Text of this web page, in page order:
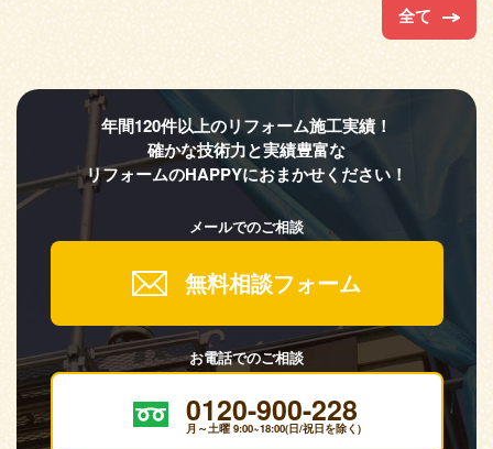
全て
年間120件以上のリフォーム施工実績！
確かな技術力と実績豊富な
リフォームのHAPPYにおまかせください！
メールでのご相談
無料相談フォーム
お電話でのご相談
0120-900-228
月～土曜 9:00~18:00(日/祝日を除く)